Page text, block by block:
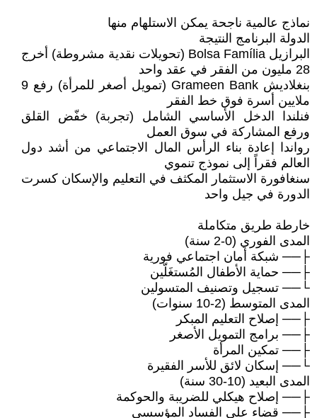
نماذج عالمية ناجحة يمكن الاستلهام منها
الدولة البرنامج النتيجة
البرازيل Bolsa Família (تحويلات نقدية مشروطة) أخرج
28 مليون من الفقر في عقد واحد
بنغلاديش Grameen Bank (تمويل أصغر للمرأة) رفع 9
ملايين أسرة فوق خط الفقر
فنلندا الدخل الأساسي الشامل (تجربة) خفّض القلق
ورفع المشاركة في سوق العمل
رواندا إعادة بناء الرأس المال الاجتماعي من أشد دول
العالم فقراً إلى نموذج تنموي
سنغافورة الاستثمار المكثف في التعليم والإسكان كسرت
الدورة في جيل واحد
خارطة طريق متكاملة
المدى الفوري (0-2 سنة)
├── شبكة أمان اجتماعي فورية
├── حماية الأطفال المُستغَلّين
└── تسجيل وتصنيف المتسولين
المدى المتوسط (2-10 سنوات)
├── إصلاح التعليم المبكر
├── برامج التمويل الأصغر
├── تمكين المرأة
└── إسكان لائق للأسر الفقيرة
المدى البعيد (10-30 سنة)
├── إصلاح هيكلي للضريبة والحوكمة
├── قضاء على الفساد المؤسسي